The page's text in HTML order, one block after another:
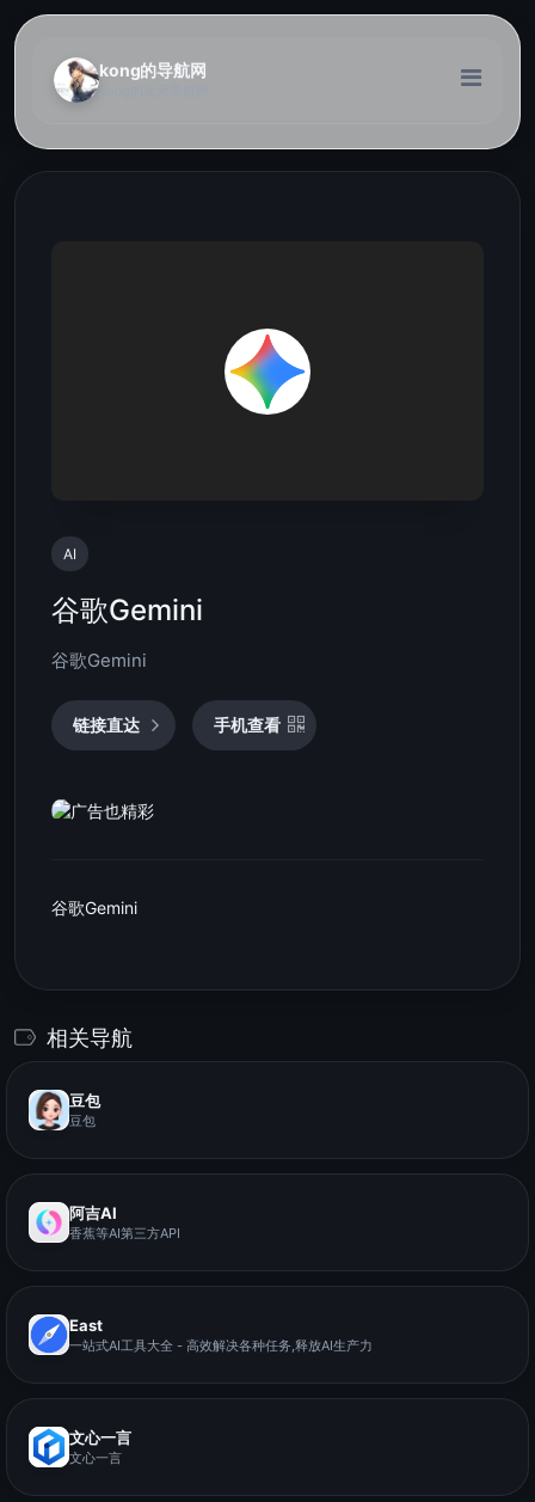
kong的导航网
AI
谷歌Gemini
谷歌Gemini
链接直达 手机查看
谷歌Gemini
相关导航
豆包
豆包
阿吉AI
香蕉等AI第三方API
East
一站式AI工具大全 - 高效解决各种任务,释放AI生产力
文心一言
文心一言